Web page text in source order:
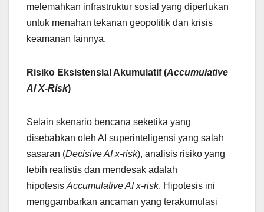
melemahkan infrastruktur sosial yang diperlukan
untuk menahan tekanan geopolitik dan krisis
keamanan lainnya.
Risiko Eksistensial Akumulatif (Accumulative
AI X-Risk)
Selain skenario bencana seketika yang
disebabkan oleh AI superinteligensi yang salah
sasaran (Decisive AI x-risk), analisis risiko yang
lebih realistis dan mendesak adalah
hipotesisAccumulative AI x-risk. Hipotesis ini
menggambarkan ancaman yang terakumulasi